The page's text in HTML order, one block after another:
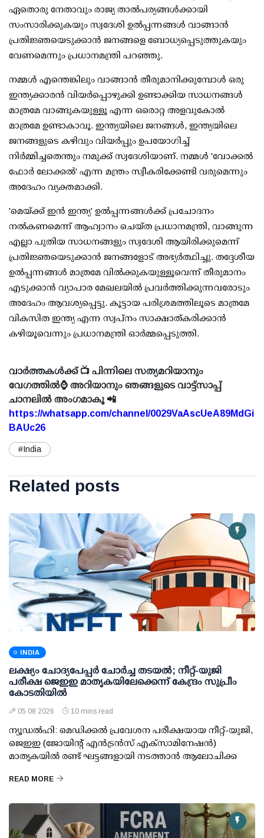
ഏതൊരു നേതാവും രാജ്യ താല്‍പര്യങ്ങള്‍ക്കായി
സംസാരിക്കുകയും സ്വദേശി ഉല്‍പ്പന്നങ്ങള്‍ വാങ്ങാന്‍
പ്രതിജ്ഞയെടുക്കാന്‍ ജനങ്ങളെ ബോധ്യപ്പെടുത്തുകയും
വേണമെന്നും പ്രധാനമന്ത്രി പറഞ്ഞു.
നമ്മള്‍ എന്തെങ്കിലും വാങ്ങാന്‍ തീരുമാനിക്കുമ്പോള്‍ ഒരു
ഇന്ത്യക്കാരന്‍ വിയര്‍പ്പൊഴുക്കി ഉണ്ടാക്കിയ സാധനങ്ങള്‍
മാത്രമേ വാങ്ങുകയുള്ളൂ എന്ന ഒരൊറ്റ അളവുകോല്‍
മാത്രമേ ഉണ്ടാകാവൂ. ഇന്ത്യയിലെ ജനങ്ങള്‍, ഇന്ത്യയിലെ
ജനങ്ങളുടെ കഴിവും വിയര്‍പ്പും ഉപയോഗിച്ച്
നിര്‍മ്മിച്ചതെന്തും നമുക്ക് സ്വദേശിയാണ്. നമ്മള്‍ 'വോക്കല്‍
ഫോര്‍ ലോക്കല്‍' എന്ന മന്ത്രം സ്വീകരിക്കേണ്ടി വരുമെന്നും
അദേഹം വ്യക്തമാക്കി.
'മെയ്ക്ക് ഇന്‍ ഇന്ത്യ' ഉല്‍പ്പന്നങ്ങള്‍ക്ക് പ്രചോദനം
നല്‍കണമെന്ന് ആഹ്വാനം ചെയ്ത പ്രധാനമന്ത്രി, വാങ്ങുന്ന
എല്ലാ പുതിയ സാധനങ്ങളും സ്വദേശി ആയിരിക്കുമെന്ന്
പ്രതിജ്ഞയെടുക്കാന്‍ ജനങ്ങളോട് അഭ്യര്‍ത്ഥിച്ചു. തദ്ദേശീയ
ഉല്‍പ്പന്നങ്ങള്‍ മാത്രമേ വില്‍ക്കുകയുള്ളൂവെന്ന് തീരുമാനം
എടുക്കാന്‍ വ്യാപാര മേഖലയില്‍ പ്രവര്‍ത്തിക്കുന്നവരോടും
അദേഹം ആവശ്യപ്പെട്ടു. കൂട്ടായ പരിശ്രമത്തിലൂടെ മാത്രമേ
വികസിത ഇന്ത്യ എന്ന സ്വപ്നം സാക്ഷാത്കരിക്കാന്‍
കഴിയൂവെന്നും പ്രധാനമന്ത്രി ഓര്‍മ്മപ്പെടുത്തി.
വാർത്തകൾക്ക് 📺 പിന്നിലെ സത്യമറിയാനും
വേഗത്തിൽ⌚ അറിയാനും ഞങ്ങളുടെ വാട്ട്സാപ്പ്
ചാനലിൽ അംഗമാകൂ 📲
https://whatsapp.com/channel/0029VaAscUeA89MdGi
BAUc26
#India
Related posts
INDIA
ലക്ഷ്യം ചോദ്യപേപ്പര്‍ ചോര്‍ച്ച തടയല്‍; നീറ്റ്-യുജി
പരീക്ഷ ജെഇഇ മാതൃകയിലേക്കെന്ന് കേന്ദ്രം സുപ്രീം
കോടതിയില്‍
05 08 2026 10 mins read
ന്യൂഡല്‍ഹി: മെഡിക്കല്‍ പ്രവേശന പരീക്ഷയായ നീറ്റ്-യുജി,
ജെഇഇ (ജോയിന്റ് എന്‍ട്രന്‍സ് എക്‌സാമിനേഷന്‍)
മാതൃകയില്‍ രണ്ട് ഘട്ടങ്ങളായി നടത്താന്‍ ആലോചിക്ക
READ MORE